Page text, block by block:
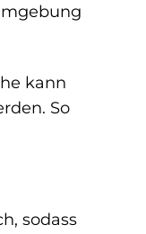
kann
So
sodass